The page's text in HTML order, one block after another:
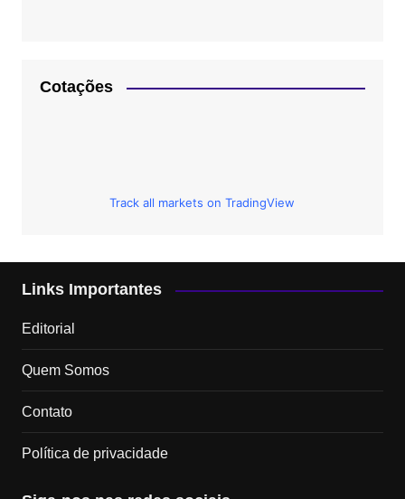
Cotações
Track all markets on TradingView
Links Importantes
Editorial
Quem Somos
Contato
Política de privacidade